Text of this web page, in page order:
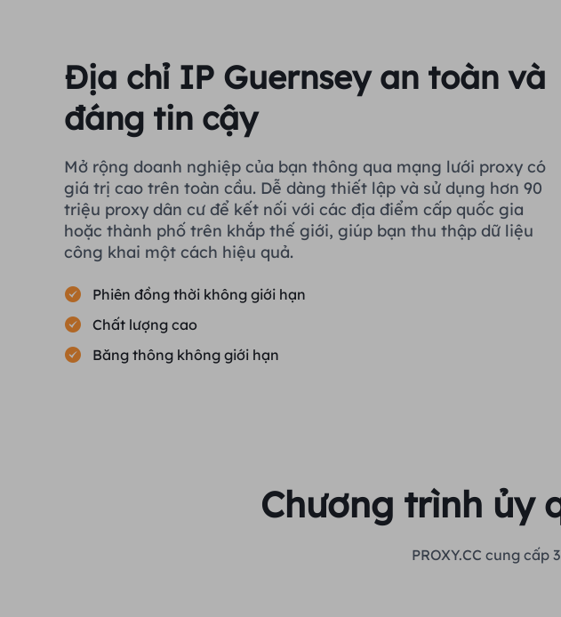
Địa chỉ IP Guernsey an toàn và
đáng tin cậy
Mở rộng doanh nghiệp của bạn thông qua mạng lưới proxy có
giá trị cao trên toàn cầu. Dễ dàng thiết lập và sử dụng hơn 90
triệu proxy dân cư để kết nối với các địa điểm cấp quốc gia
hoặc thành phố trên khắp thế giới, giúp bạn thu thập dữ liệu
công khai một cách hiệu quả.
Phiên đồng thời không giới hạn
Chất lượng cao
Băng thông không giới hạn
Chương trình ủy
PROXY.CC cung